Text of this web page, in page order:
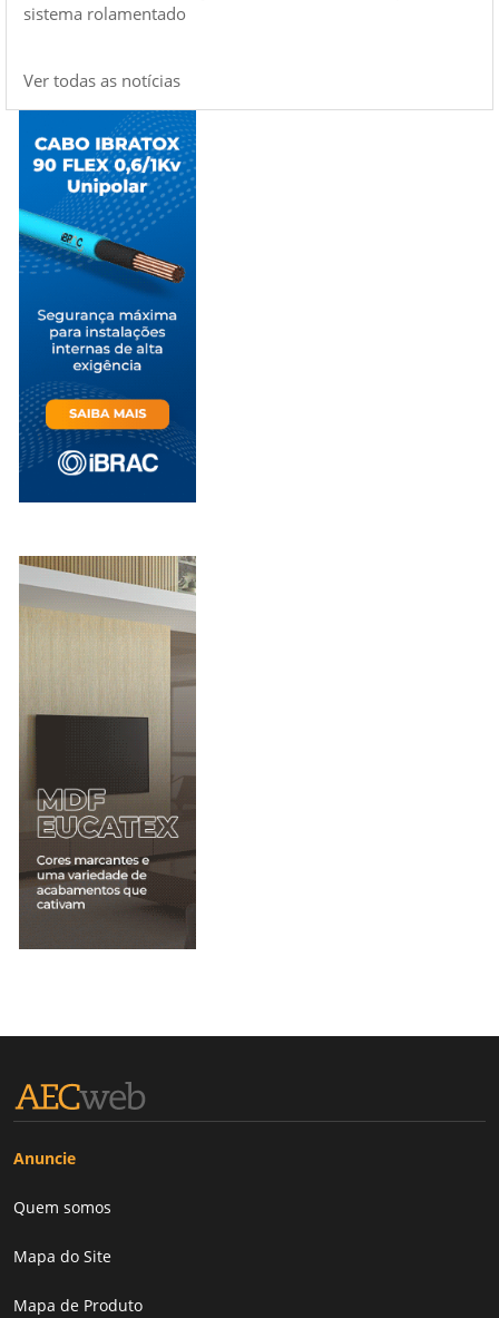
sistema rolamentado
Ver todas as notícias
Anuncie
Quem somos
Mapa do Site
Mapa de Produto